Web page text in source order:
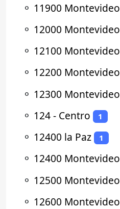
⚬ 11900 Montevideo
⚬ 12000 Montevideo
⚬ 12100 Montevideo
⚬ 12200 Montevideo
⚬ 12300 Montevideo
⚬ 124 - Centro 1
⚬ 12400 la Paz 1
⚬ 12400 Montevideo
⚬ 12500 Montevideo
⚬ 12600 Montevideo